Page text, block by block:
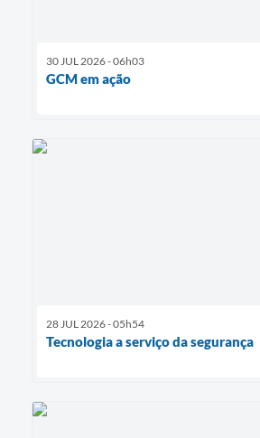
30 JUL 2026 - 06h03
GCM em ação
28 JUL 2026 - 05h54
Tecnologia a serviço da segurança